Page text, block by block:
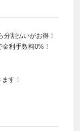
分割払いがお得！
利手数料0%！
す！